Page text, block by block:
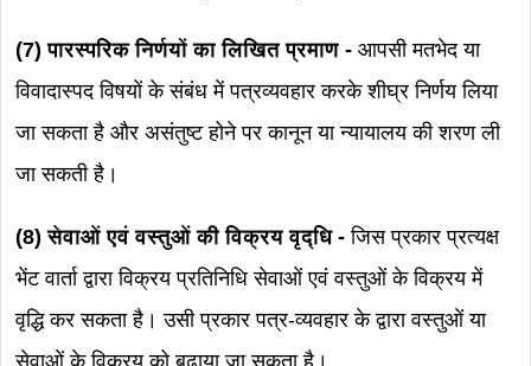
(7) पारस्परिक निर्णयों का लिखित प्रमाण - आपसी मतभेद या
विवादास्पद विषयों के संबंध में पत्रव्यवहार करके शीघ्र निर्णय लिया
जा सकता है और असंतुष्ट होने पर कानून या न्यायालय की शरण ली
जा सकती है।
(8) सेवाओं एवं वस्तुओं की विक्रय वृद्धि - जिस प्रकार प्रत्यक्ष
भेंट वार्ता द्वारा विक्रय प्रतिनिधि सेवाओं एवं वस्तुओं के विक्रय में
वृद्धि कर सकता है। उसी प्रकार पत्र-व्यवहार के द्वारा वस्तुओं या
सेवाओं के विक्रय को बढ़ाया जा सकता है।